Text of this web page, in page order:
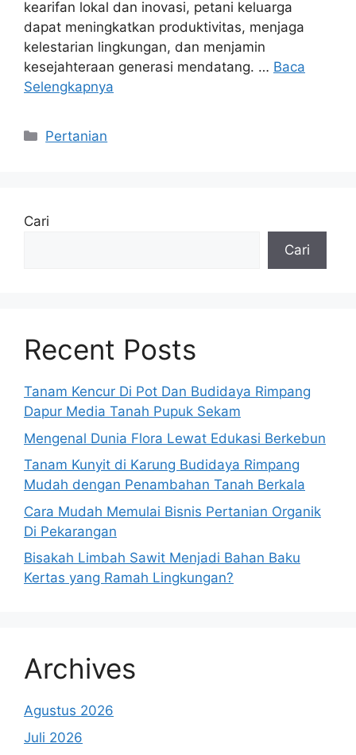
kearifan lokal dan inovasi, petani keluarga
dapat meningkatkan produktivitas, menjaga
kelestarian lingkungan, dan menjamin
kesejahteraan generasi mendatang. … Baca
Selengkapnya
Kategori
Pertanian
Cari
Cari
Recent Posts
Tanam Kencur Di Pot Dan Budidaya Rimpang
Dapur Media Tanah Pupuk Sekam
Mengenal Dunia Flora Lewat Edukasi Berkebun
Tanam Kunyit di Karung Budidaya Rimpang
Mudah dengan Penambahan Tanah Berkala
Cara Mudah Memulai Bisnis Pertanian Organik
Di Pekarangan
Bisakah Limbah Sawit Menjadi Bahan Baku
Kertas yang Ramah Lingkungan?
Archives
Agustus 2026
Juli 2026